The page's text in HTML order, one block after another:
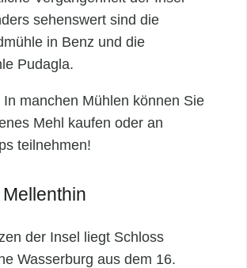
sehenswert sind die
in Benz und die
Pudagla.
In manchen Mühlen können Sie
Mehl kaufen oder an
teilnehmen!
der Insel liegt Schloss
Wasserburg aus dem 16.